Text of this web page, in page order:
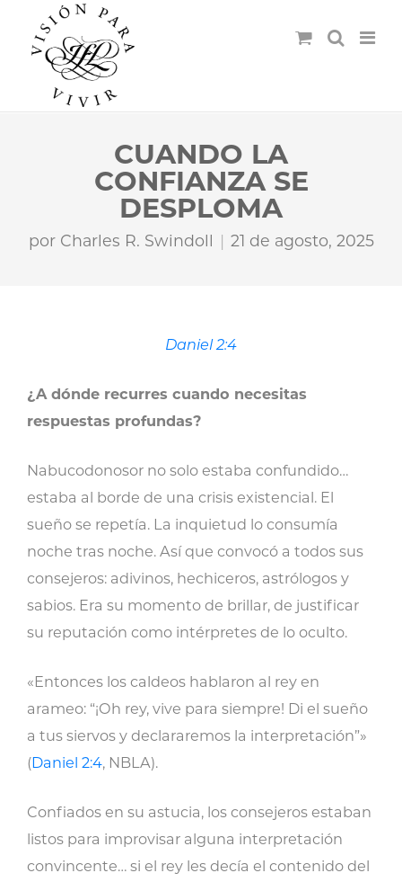
CUANDO LA
CONFIANZA SE
DESPLOMA
por Charles R. Swindoll 21 de agosto, 2025
Daniel 2:4
¿A dónde recurres cuando necesitas
respuestas profundas?
Nabucodonosor no solo estaba confundido…
estaba al borde de una crisis existencial. El
sueño se repetía. La inquietud lo consumía
noche tras noche. Así que convocó a todos sus
consejeros: adivinos, hechiceros, astrólogos y
sabios. Era su momento de brillar, de justificar
su reputación como intérpretes de lo oculto.
«Entonces los caldeos hablaron al rey en
arameo: “¡Oh rey, vive para siempre! Di el sueño
a tus siervos y declararemos la interpretación”»
(Daniel 2:4, NBLA).
Confiados en su astucia, los consejeros estaban
listos para improvisar alguna interpretación
convincente… si el rey les decía el contenido del